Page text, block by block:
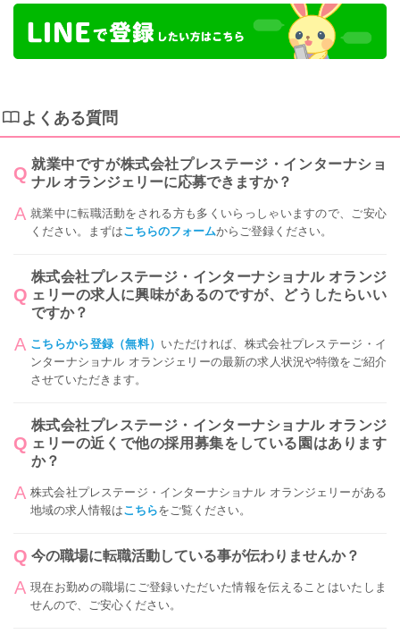
よくある質問
就業中ですが株式会社プレステージ・インターナショ
ナル オランジェリーに応募できますか？
就業中に転職活動をされる方も多くいらっしゃいますので、ご安心
ください。まずはこちらのフォームからご登録ください。
株式会社プレステージ・インターナショナル オランジ
ェリーの求人に興味があるのですが、どうしたらいい
ですか？
こちらから登録（無料） いただければ、株式会社プレステージ・イ
ンターナショナル オランジェリーの最新の求人状況や特徴をご紹介
させていただきます。
株式会社プレステージ・インターナショナル オランジ
ェリーの近くで他の採用募集をしている園はあります
か？
株式会社プレステージ・インターナショナル オランジェリーがある
地域の求人情報はこちらをご覧ください。
今の職場に転職活動している事が伝わりませんか？
現在お勤めの職場にご登録いただいた情報を伝えることはいたしま
せんので、ご安心ください。